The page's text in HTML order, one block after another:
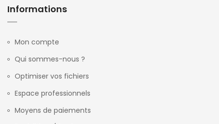
Informations
Mon compte
Qui sommes-nous ?
Optimiser vos fichiers
Espace professionnels
Moyens de paiements